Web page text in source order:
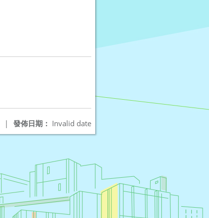
發佈日期： Invalid date
|